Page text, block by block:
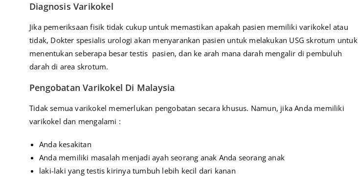
Diagnosis Varikokel
Jika pemeriksaan fisik tidak cukup untuk memastikan apakah pasien memiliki varikokel atau
tidak, Dokter spesialis urologi akan menyarankan pasien untuk melakukan USG skrotum untuk
menentukan seberapa besar testis pasien, dan ke arah mana darah mengalir di pembuluh
darah di area skrotum.
Pengobatan Varikokel Di Malaysia
Tidak semua varikokel memerlukan pengobatan secara khusus. Namun, jika Anda memiliki
varikokel dan mengalami :
Anda kesakitan
Anda memiliki masalah menjadi ayah seorang anak Anda seorang anak
laki-laki yang testis kirinya tumbuh lebih kecil dari kanan